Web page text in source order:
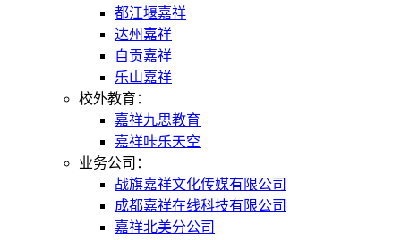
都江堰嘉祥
达州嘉祥
自贡嘉祥
乐山嘉祥
校外教育：
嘉祥九思教育
嘉祥咔乐天空
业务公司：
战旗嘉祥文化传媒有限公司
成都嘉祥在线科技有限公司
嘉祥北美分公司